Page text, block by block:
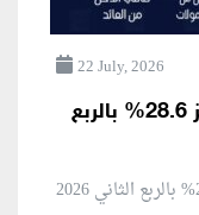
22 July, 2026
أرباح البنك التجاري الدولي تقفز 28.6% بالربع